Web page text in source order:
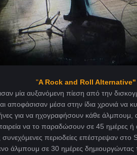
A Rock and Roll Alternative"
μία αυξανόμενη πίεση από την
αποφάσισαν μέσα στην ίδια χρονιά
για να ηχογραφήσουν κάθε
να το παραδώσουν σε 45 ημέρες
συνεχόμενες περιοδείες επέστρεψαν
άλμπουμ σε 30 ημέρες δημιουργώντας